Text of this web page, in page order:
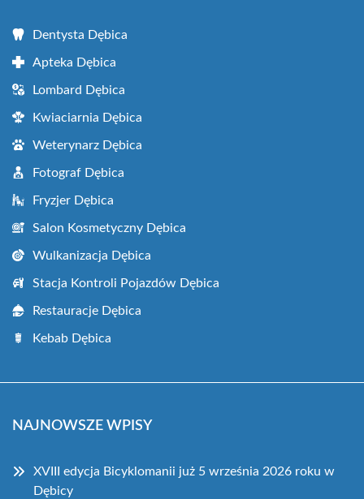
Dentysta Dębica
Apteka Dębica
Lombard Dębica
Kwiaciarnia Dębica
Weterynarz Dębica
Fotograf Dębica
Fryzjer Dębica
Salon Kosmetyczny Dębica
Wulkanizacja Dębica
Stacja Kontroli Pojazdów Dębica
Restauracje Dębica
Kebab Dębica
NAJNOWSZE WPISY
XVIII edycja Bicyklomanii już 5 września 2026 roku w
Dębicy